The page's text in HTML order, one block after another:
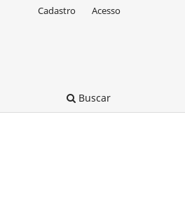
Buscar
Cadastro Acesso